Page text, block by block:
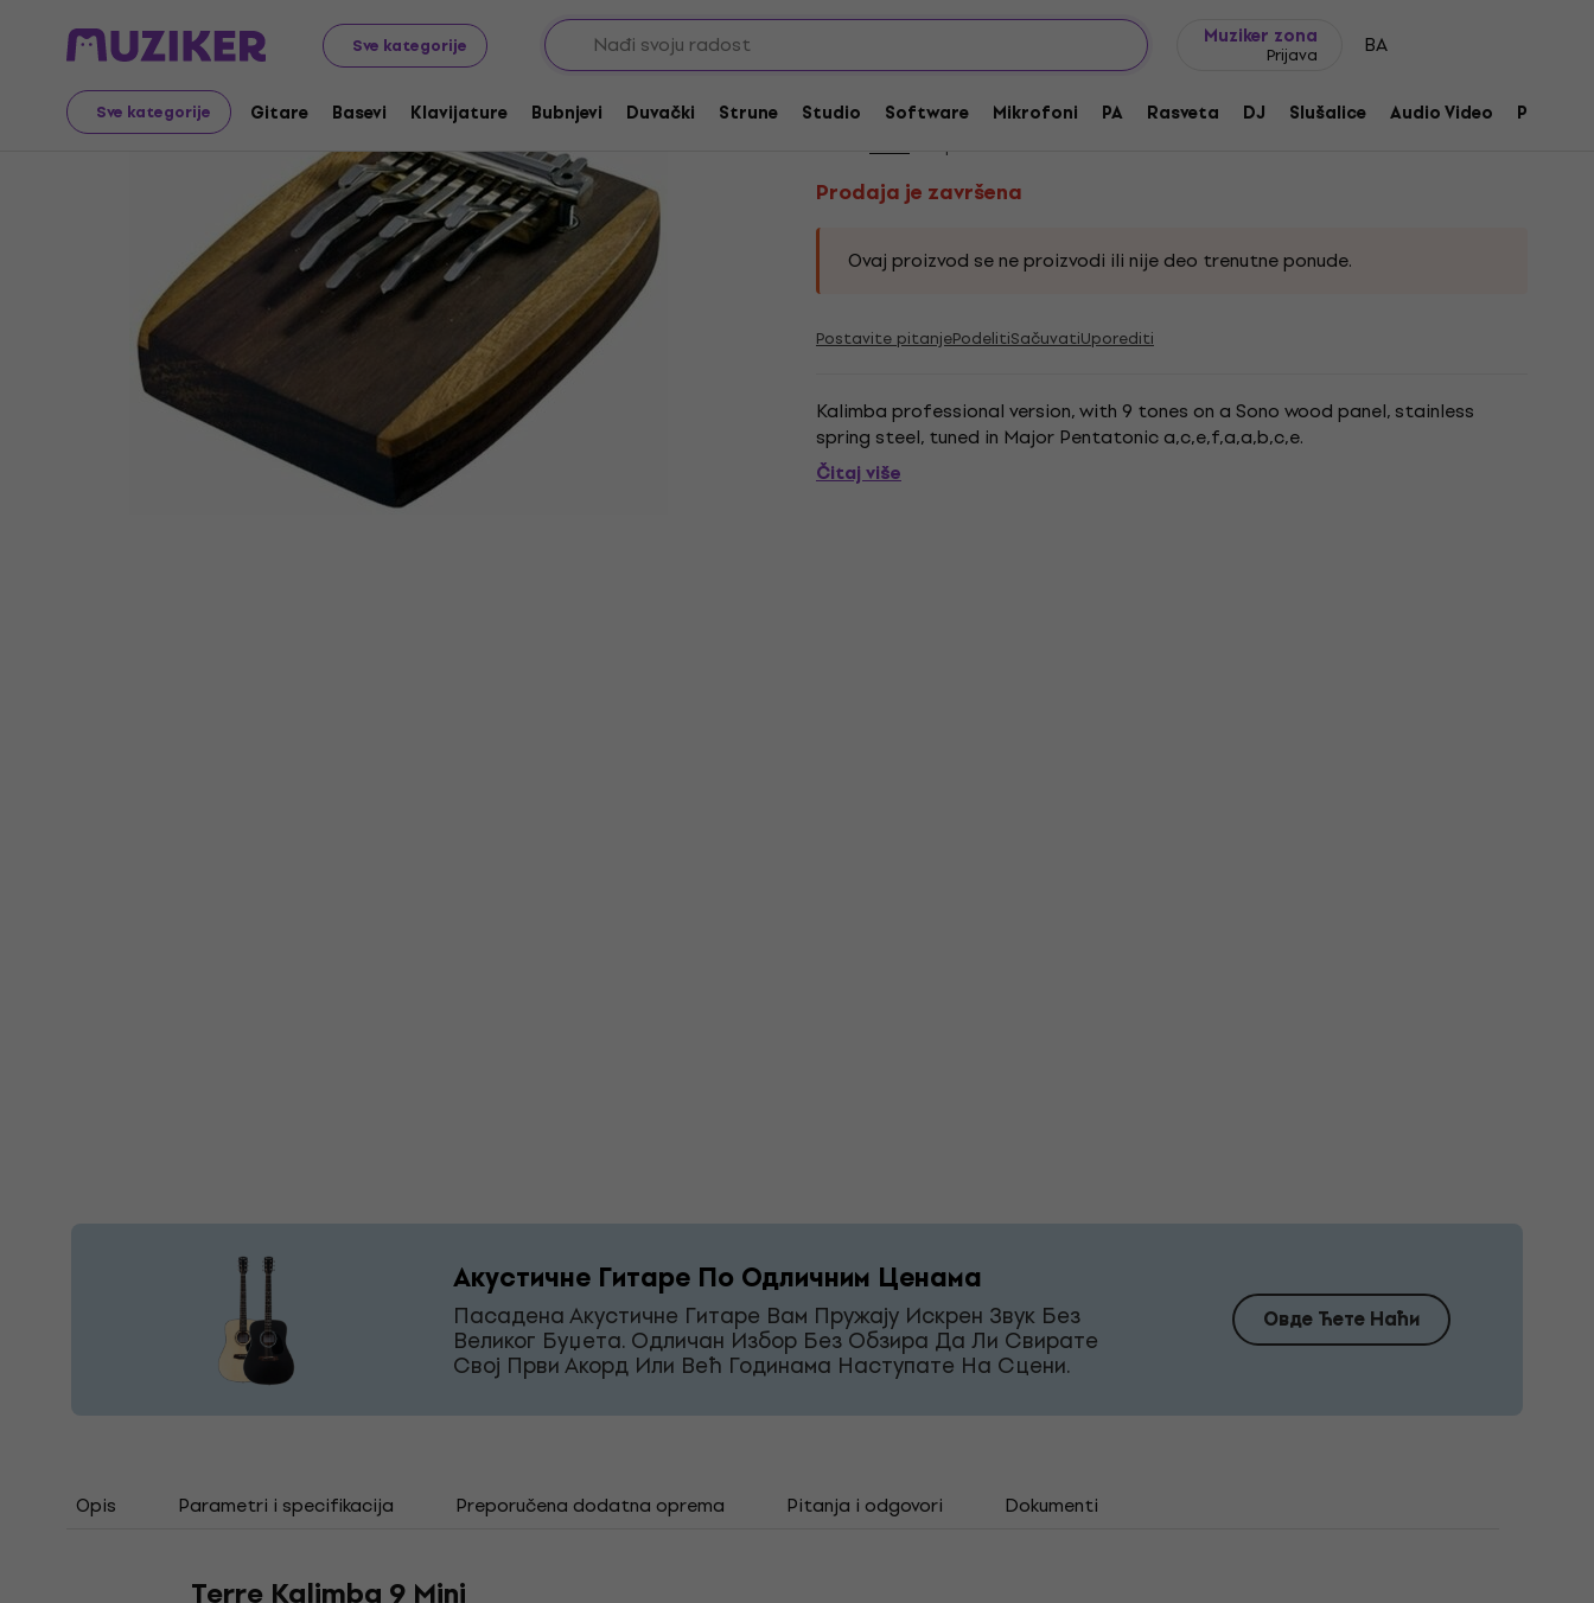
Sve kategorije
Muziker zona
Prijava BA
Sve kategorije Gitare Basevi Klavijature Bubnjevi Duvački Strune Studio Software Mikrofoni PA Rasveta DJ Slušalice Audio Video Pribor
Muzički instrumenti Bubnjevi Udaraljke Kalimbe
Prodaja je završena
Prodaja je završena
Terre Kalimba 9 Mini
Kod proizvoda:
Prodaja je završena
Ovaj proizvod se ne proizvodi ili nije deo trenutne ponude.
Postavite pitanjePodelitiSačuvatiUporediti
Kalimba professional version, with 9 tones on a Sono wood panel, stainless
spring steel, tuned in Major Pentatonic a,c,e,f,a,a,b,c,e.
Čitaj više
Акустичне Гитаре По Одличним Ценама
Пасадена Акустичне Гитаре Вам Пружају Искрен Звук Без
Великог Буџета. Одличан Избор Без Обзира Да Ли Свирате
Свој Први Акорд Или Већ Годинама Наступате На Сцени.
Овде Ћете Наћи
Opis Parametri i specifikacija Preporučena dodatna oprema Pitanja i odgovori Dokumenti
Terre Kalimba 9 Mini